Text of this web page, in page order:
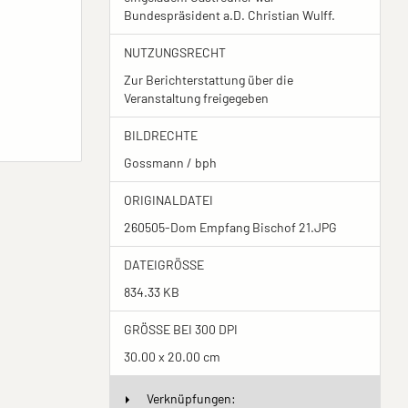
Bundespräsident a.D. Christian Wulff.
NUTZUNGSRECHT
Zur Berichterstattung über die
Veranstaltung freigegeben
BILDRECHTE
Gossmann / bph
ORIGINALDATEI
260505-Dom Empfang Bischof 21.JPG
DATEIGRÖSSE
834.33 KB
GRÖSSE BEI 300 DPI
30.00 x 20.00 cm
Verknüpfungen: